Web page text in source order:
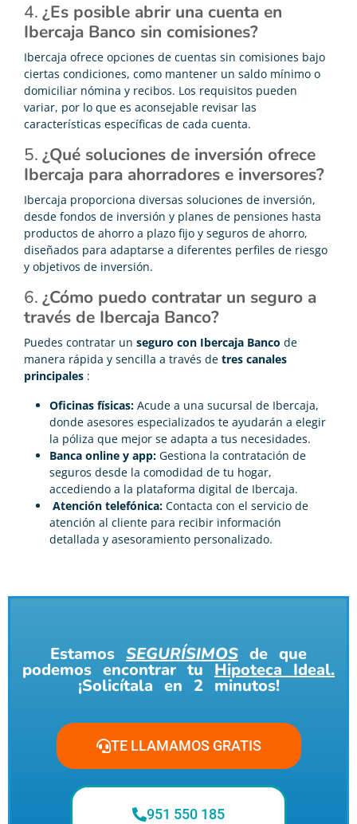
4. ¿Es posible abrir una cuenta en
Ibercaja Banco sin comisiones?
Ibercaja ofrece opciones de cuentas sin comisiones bajo
ciertas condiciones, como mantener un saldo mínimo o
domiciliar nómina y recibos. Los requisitos pueden
variar, por lo que es aconsejable revisar las
características específicas de cada cuenta.
5. ¿Qué soluciones de inversión ofrece
Ibercaja para ahorradores e inversores?
Ibercaja proporciona diversas soluciones de inversión,
desde fondos de inversión y planes de pensiones hasta
productos de ahorro a plazo fijo y seguros de ahorro,
diseñados para adaptarse a diferentes perfiles de riesgo
y objetivos de inversión.
6. ¿Cómo puedo contratar un seguro a
través de Ibercaja Banco?
Puedes contratar un seguro con Ibercaja Banco de
manera rápida y sencilla a través de tres canales
principales :
Oficinas físicas: Acude a una sucursal de Ibercaja,
donde asesores especializados te ayudarán a elegir
la póliza que mejor se adapta a tus necesidades.
Banca online y app: Gestiona la contratación de
seguros desde la comodidad de tu hogar,
accediendo a la plataforma digital de Ibercaja.
Atención telefónica: Contacta con el servicio de
atención al cliente para recibir información
detallada y asesoramiento personalizado.
Estamos SEGURÍSIMOS de que
podemos encontrar tu Hipoteca Ideal.
¡Solicítala en 2 minutos!
TE LLAMAMOS GRATIS
951 550 185